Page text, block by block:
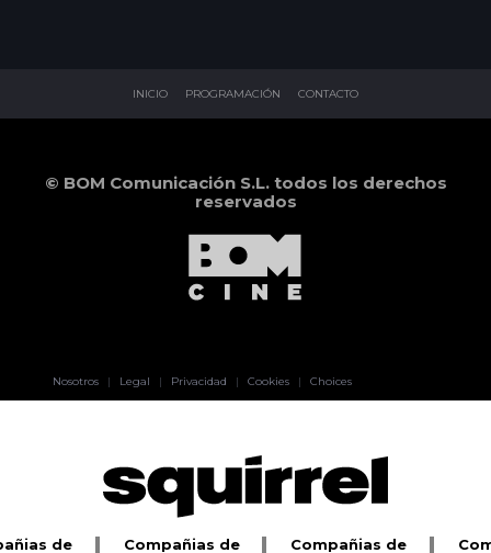
INICIO PROGRAMACIÓN CONTACTO
© BOM Comunicación S.L. todos los derechos
reservados
Nosotros | Legal | Privacidad | Cookies | Choices
de
Compañias de
Compañias de